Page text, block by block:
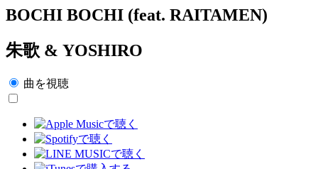
BOCHI BOCHI (feat. RAITAMEN)
朱歌 & YOSHIRO
曲を視聴